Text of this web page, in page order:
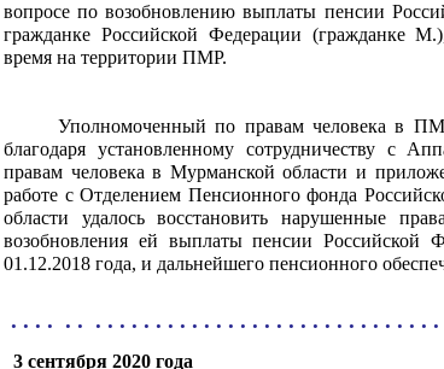
вопросе по возобновлению выплаты пенсии
гражданке Российской Федерации (гражданке
время на территории ПМР.
Уполномоченный по правам человека в
благодаря установленному сотрудничеству с
правам человека в Мурманской области и
работе с Отделением Пенсионного фонда
области удалось восстановить нарушенные
возобновления ей выплаты пенсии Российской
01.12.2018 года, и дальнейшего пенсионного
. . . . . . . . . . . . . . . . . . . . . . . . . . . . . . . . . .
3 сентября 2020 года